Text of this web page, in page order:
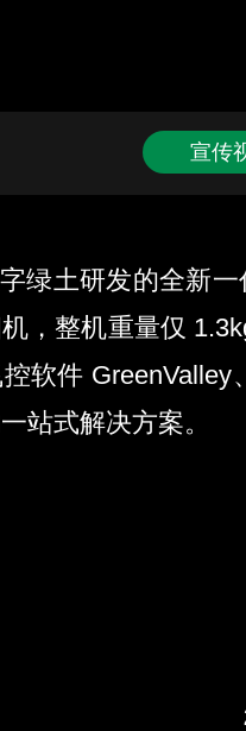
宣传
绿土研发的全新
，整机重量仅
软件
站式解决方案。